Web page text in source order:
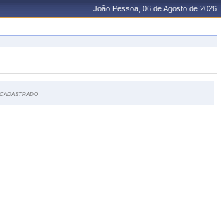
João Pessoa, 06 de Agosto de 2026